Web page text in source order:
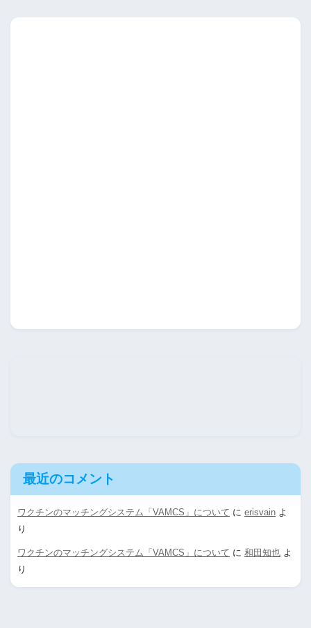
最近のコメント
ワクチンのマッチングシステム「VAMCS」について に erisvain よ
り
ワクチンのマッチングシステム「VAMCS」について に 和田知也 よ
り